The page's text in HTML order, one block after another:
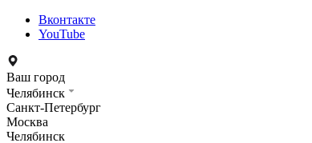
Вконтакте
YouTube
Ваш город
Челябинск
Санкт-Петербург
Москва
Челябинск